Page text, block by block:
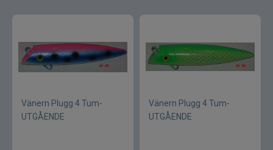
Flugfiske
Vänern Plugg 4 Tum-
UTGÅENDE
Vänern Plugg 4 Tum-
UTGÅENDE